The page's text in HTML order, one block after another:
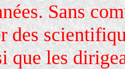
Sans
des
que les